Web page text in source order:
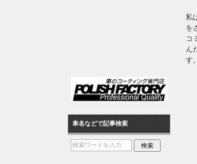
私
を
コ
ん
す
車名などで記事検索